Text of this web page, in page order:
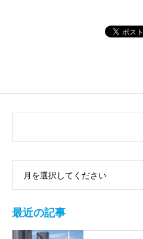
月を選択してください
最近の記事